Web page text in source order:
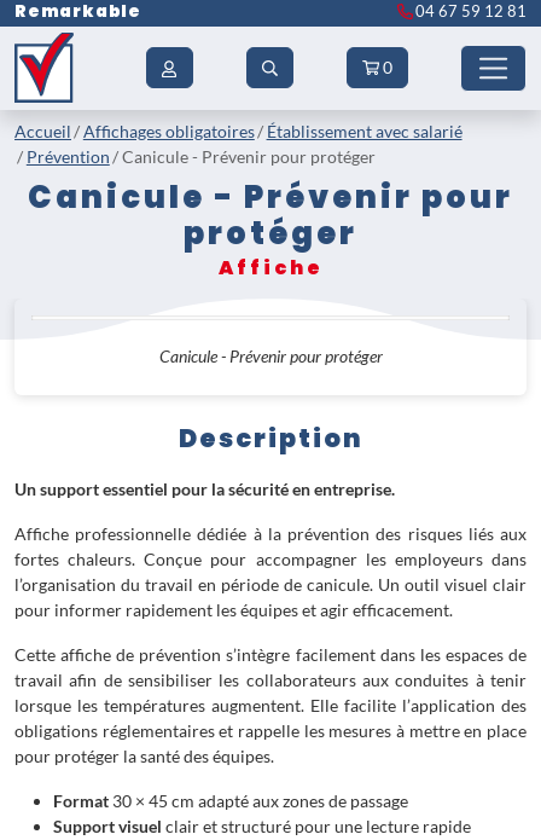
Remarkable 04 67 59 12 81
0
Accueil Affichages obligatoires
Établissement avec salarié
Prévention
Canicule - Prévenir pour protéger
Canicule - Prévenir pour
protéger
Affiche
Canicule - Prévenir pour protéger
Description
Un support essentiel pour la sécurité en entreprise.
Affiche professionnelle dédiée à la prévention des risques liés aux
fortes chaleurs. Conçue pour accompagner les employeurs dans
l’organisation du travail en période de canicule. Un outil visuel clair
pour informer rapidement les équipes et agir efficacement.
Cette affiche de prévention s’intègre facilement dans les espaces de
travail afin de sensibiliser les collaborateurs aux conduites à tenir
lorsque les températures augmentent. Elle facilite l’application des
obligations réglementaires et rappelle les mesures à mettre en place
pour protéger la santé des équipes.
Format 30 × 45 cm adapté aux zones de passage
Support visuel clair et structuré pour une lecture rapide